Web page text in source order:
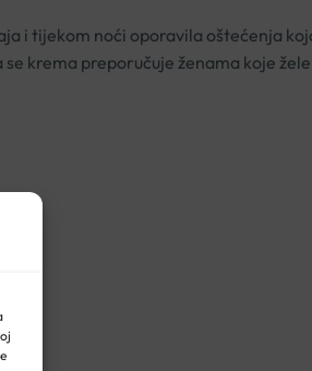
i tijekom noći oporavila oštećenja
krema preporučuje ženama koje